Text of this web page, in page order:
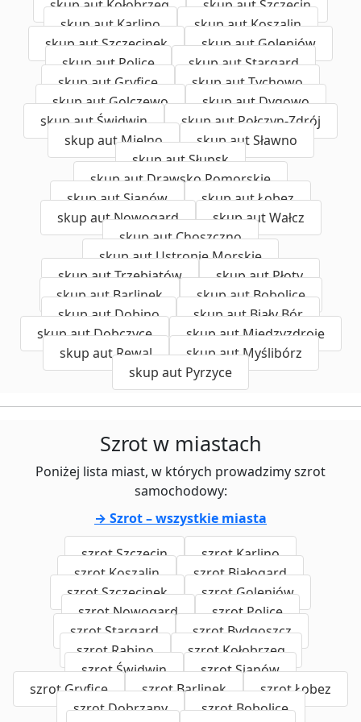
skup aut Kołobrzeg
skup aut Szczecin
skup aut Karlino
skup aut Koszalin
skup aut Szczecinek
skup aut Goleniów
skup aut Police
skup aut Stargard
skup aut Gryfice
skup aut Tychowo
skup aut Golczewo
skup aut Dygowo
skup aut Świdwin
skup aut Połczyn-Zdrój
skup aut Mielno
skup aut Sławno
skup aut Słupsk
skup aut Drawsko Pomorskie
skup aut Sianów
skup aut Łobez
skup aut Nowogard
skup aut Wałcz
skup aut Choszczno
skup aut Ustronie Morskie
skup aut Trzebiatów
skup aut Płoty
skup aut Barlinek
skup aut Bobolice
skup aut Dobino
skup aut Biały Bór
skup aut Dobczyce
skup aut Międzyzdroje
skup aut Rewal
skup aut Myślibórz
skup aut Pyrzyce
Szrot w miastach
Poniżej lista miast, w których prowadzimy szrot
samochodowy:
→ Szrot – wszystkie miasta
szrot Szczecin
szrot Karlino
szrot Koszalin
szrot Białogard
szrot Szczecinek
szrot Goleniów
szrot Nowogard
szrot Police
szrot Stargard
szrot Bydgoszcz
szrot Rąbino
szrot Kołobrzeg
szrot Świdwin
szrot Sianów
szrot Gryfice
szrot Barlinek
szrot Łobez
szrot Dobrzany
szrot Bobolice